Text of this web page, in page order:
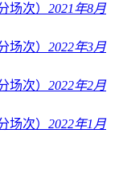
2021年8月
2022年3月
2022年2月
2022年1月